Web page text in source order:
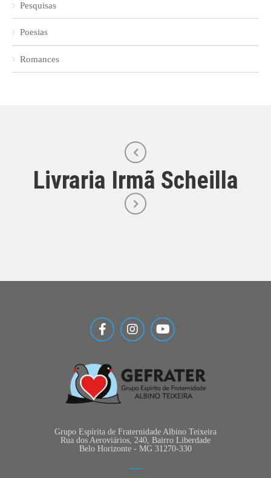
Pesquisas
Poesias
Romances
Livraria Irmã Scheilla
Grupo Espírita de Fraternidade Albino Teixeira
Rua dos Aeroviários, 240, Bairro Liberdade
Belo Horizonte - MG 31270-330